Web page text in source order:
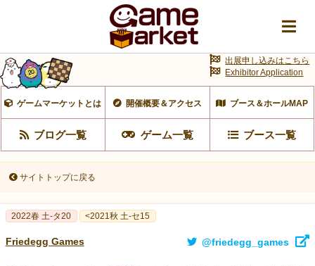
ゲームマーケットとは 開催概要＆アクセス ブース＆ホールMAP
ブログ一覧 ゲーム一覧 ブース一覧
出展申し込みはこちら
Exhibitor Application
サイトトップに戻る
2022春 土-タ20 <2021秋 土-セ15
Friedegg Games @friedegg_games